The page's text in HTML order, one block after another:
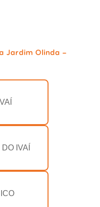
Jardim Olinda -
IVAÍ